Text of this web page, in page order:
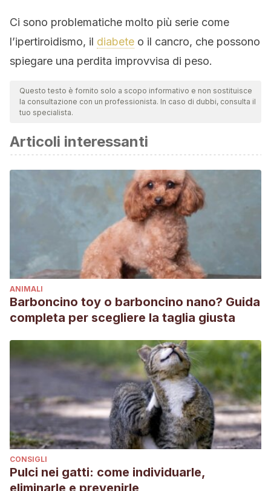
Ci sono problematiche molto più serie come
l’ipertiroidismo, il diabete o il cancro, che possono
spiegare una perdita improvvisa di peso.
Questo testo è fornito solo a scopo informativo e non sostituisce
la consultazione con un professionista. In caso di dubbi, consulta il
tuo specialista.
Articoli interessanti
ANIMALI
Barboncino toy o barboncino nano? Guida
completa per scegliere la taglia giusta
CONSIGLI
Pulci nei gatti: come individuarle,
eliminarle e prevenirle